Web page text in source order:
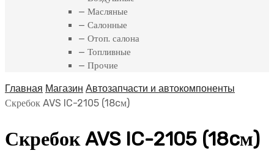
— Масляные
— Салонные
— Отоп. салона
— Топливные
— Прочие
Главная Магазин Автозапчасти и автокомпоненты
Скребок AVS IC-2105 (18cм)
Скребок AVS IC-2105 (18cм)